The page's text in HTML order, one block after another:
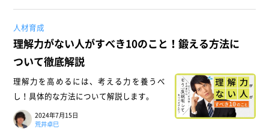
人材育成
理解力がない人がすべき10のこと！鍛える方法に
ついて徹底解説
理解力を高めるには、考える力を養うべ
し！具体的な方法について解説します。
2024年7月15日
荒井卓巳